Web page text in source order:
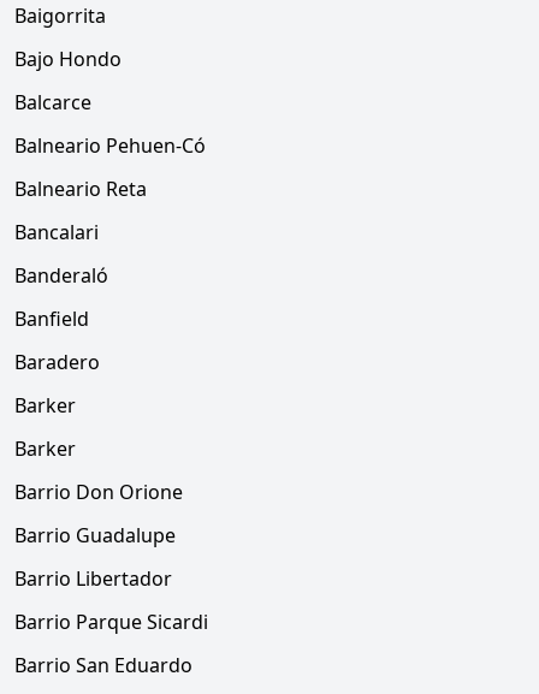
Baigorrita
Bajo Hondo
Balcarce
Balneario Pehuen-Có
Balneario Reta
Bancalari
Banderaló
Banfield
Baradero
Barker
Barker
Barrio Don Orione
Barrio Guadalupe
Barrio Libertador
Barrio Parque Sicardi
Barrio San Eduardo